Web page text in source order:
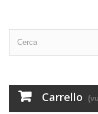
Carrello